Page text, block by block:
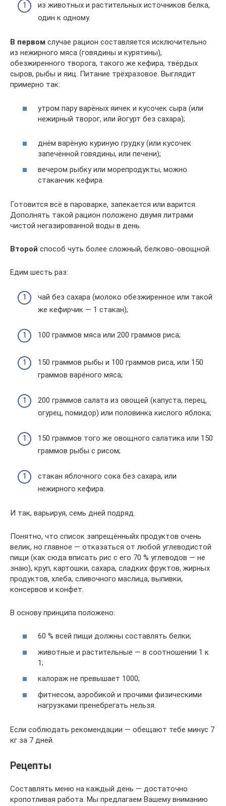
из животных и растительных источников белка,
один к одному.
В первом случае рацион составляется исключительно
из нежирного мяса (говядины и курятины),
обезжиренного творога, такого же кефира, твёрдых
сыров, рыбы и яиц. Питание трёхразовое. Выглядит
примерно так:
утром пару варёных яичек и кусочек сыра (или
нежирный творог, или йогурт без сахара);
днём варёную куриную грудку (или кусочек
запечённой говядины, или печени);
вечером рыбку или морепродукты, можно
стаканчик кефира.
Готовится всё в пароварке, запекается или варится.
Дополнять такой рацион положено двумя литрами
чистой негазированной воды в день.
Второй способ чуть более сложный, белково-овощной.
Едим шесть раз:
чай без сахара (молоко обезжиренное или такой
же кефирчик — 1 стакан);
100 граммов мяса или 200 граммов риса;
150 граммов рыбы и 100 граммов риса, или 150
граммов варёного мяса;
200 граммов салата из овощей (капуста, перец,
огурец, помидор) или половинка кислого яблока;
150 граммов того же овощного салатика или 150
граммов рыбы с рисом;
стакан яблочного сока без сахара, или
нежирного кефира.
И так, варьируя, семь дней подряд.
Понятно, что список запрещённыйх продуктов очень
велик, но главное — отказаться от любой углеводистой
пищи (как сюда вписать рис с его 70 % углеводов — не
знаю), круп, картошки, сахара, сладких фруктов, жирных
продуктов, хлеба, сливочного маслица, выпивки,
консервов и конфет.
В основу принципа положено:
60 % всей пищи должны составлять белки;
животные и растительные — в соотношении 1 к
1;
калораж не превышает 1000;
фитнесом, аэробикой и прочими физическими
нагрузками пренебрегать нельзя.
Если соблюдать рекомендации — обещают тебе минус 7
кг за 7 дней.
Рецепты
Составлять меню на каждый день — достаточно
кропотливая работа. Мы предлагаем Вашему вниманию